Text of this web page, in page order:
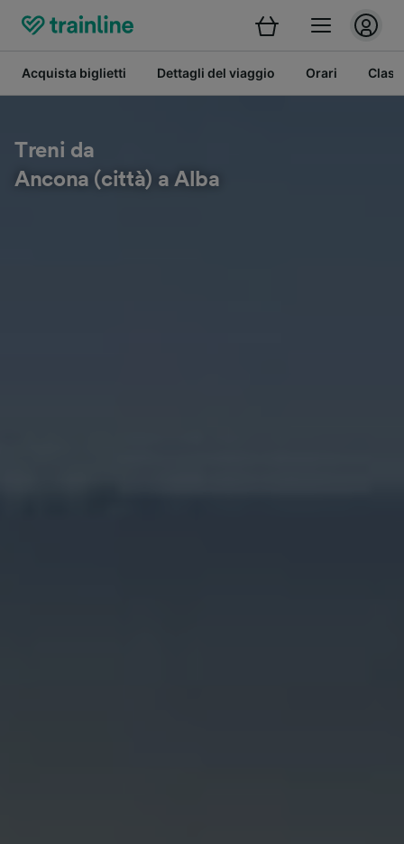
Acquista biglietti Dettagli del viaggio Orari
Treni da
Ancona (città) a Alba